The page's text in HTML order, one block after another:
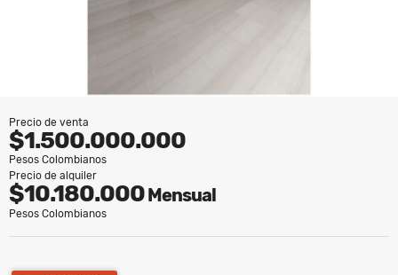
Precio de venta
$1.500.000.000
Pesos Colombianos
Precio de alquiler
$10.180.000Mensual
Pesos Colombianos